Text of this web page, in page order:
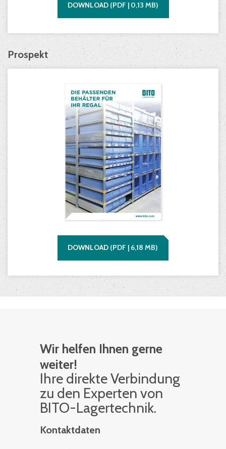
DOWNLOAD (PDF | 0,13 MB)
Prospekt
DOWNLOAD (PDF | 6,18 MB)
Wir helfen Ihnen gerne
weiter!
Ihre di­rek­te Ver­bin­dung
zu den Ex­per­ten von
BITO-La­ger­tech­nik.
Kontaktdaten